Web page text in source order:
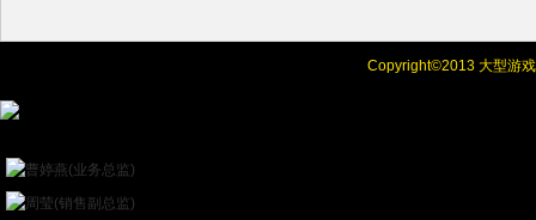
Copyright©2013 大型游